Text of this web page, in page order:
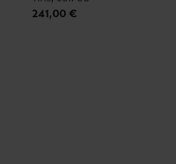
241,00 €